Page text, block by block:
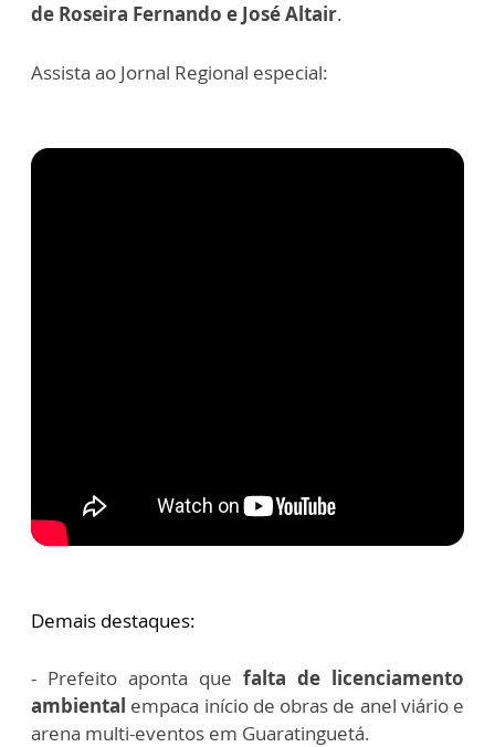
de Roseira Fernando e José Altair.
Assista ao Jornal Regional especial:
Demais destaques:
- Prefeito aponta que falta de licenciamento
ambiental empaca início de obras de anel viário e
arena multi-eventos em Guaratinguetá.